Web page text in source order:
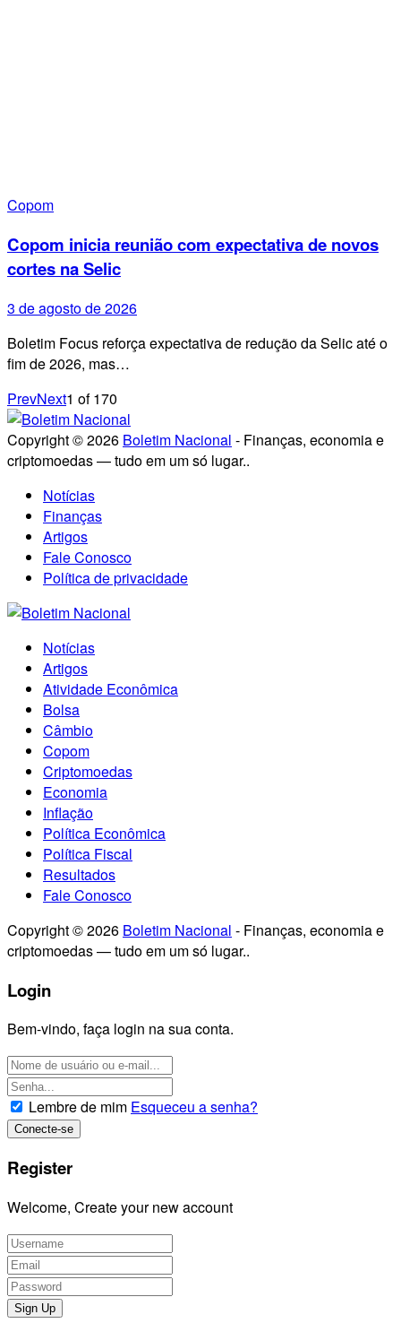
Copom
Copom inicia reunião com expectativa de novos
cortes na Selic
3 de agosto de 2026
Boletim Focus reforça expectativa de redução da Selic até o
fim de 2026, mas…
PrevNext1 of170
Copyright © 2026 Boletim Nacional - Finanças, economia e
criptomoedas — tudo em um só lugar..
Notícias
Finanças
Artigos
Fale Conosco
Política de privacidade
Notícias
Artigos
Atividade Econômica
Bolsa
Câmbio
Copom
Criptomoedas
Economia
Inflação
Política Econômica
Política Fiscal
Resultados
Fale Conosco
Copyright © 2026 Boletim Nacional - Finanças, economia e
criptomoedas — tudo em um só lugar..
Login
Bem-vindo, faça login na sua conta.
Lembre de mim Esqueceu a senha?
Register
Welcome, Create your new account